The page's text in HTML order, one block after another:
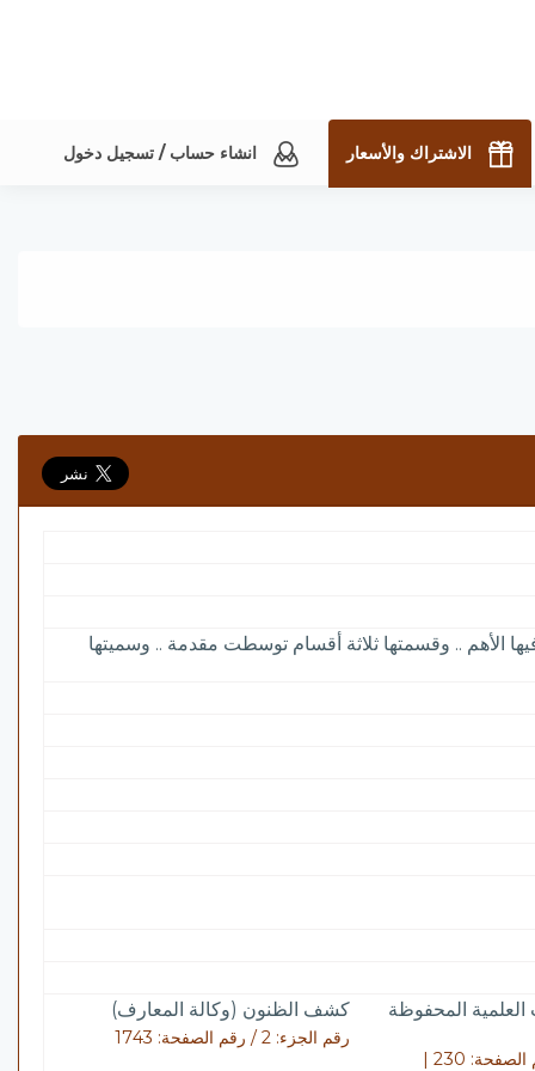
الاشتراك والأسعار انشاء حساب / تسجيل دخول
الأهم .. وقسمتها ثلاثة أقسام توسطت مقدمة .. وسميتها
المحفوظة
رقم الجزء: 1 | 2 / رقم الصفحة: 230 |
كشف الظنون (وكالة المعارف)
رقم الجزء: 2 / رقم الصفحة: 1743